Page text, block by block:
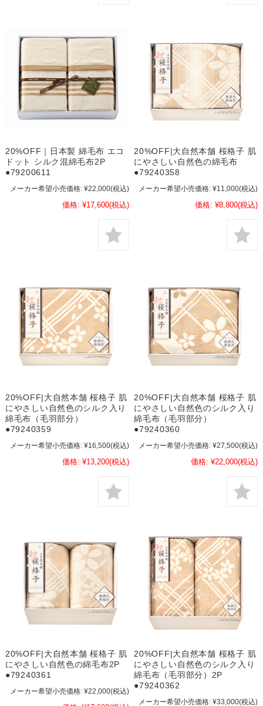
20%OFF｜日本製 綿毛布 エコ
ドット シルク混綿毛布2P
●79200611
メーカー希望小売価格: ¥22,000(税込)
価格: ¥17,600(税込)
20%OFF|大自然本舗 桜格子 肌
にやさしい自然色の綿毛布
●79240358
メーカー希望小売価格: ¥11,000(税込)
価格: ¥8,800(税込)
20%OFF|大自然本舗 桜格子 肌
にやさしい自然色のシルク入り
綿毛布（毛羽部分）
●79240359
メーカー希望小売価格: ¥16,500(税込)
価格: ¥13,200(税込)
20%OFF|大自然本舗 桜格子 肌
にやさしい自然色のシルク入り
綿毛布（毛羽部分）
●79240360
メーカー希望小売価格: ¥27,500(税込)
価格: ¥22,000(税込)
20%OFF|大自然本舗 桜格子 肌
にやさしい自然色の綿毛布2P
●79240361
メーカー希望小売価格: ¥22,000(税込)
20%OFF|大自然本舗 桜格子 肌
にやさしい自然色のシルク入り
綿毛布（毛羽部分）2P
●79240362
メーカー希望小売価格: ¥33,000(税込)